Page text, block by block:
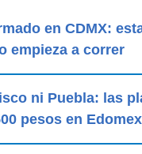
en CDMX:
empieza a correr
ni Puebla: las
pesos en Edomex